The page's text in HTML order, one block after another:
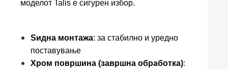
моделот Talis е сигурен избор.
Ѕидна монтажа: за стабилно и уредно
поставување
Хром површина (завршна обработка):